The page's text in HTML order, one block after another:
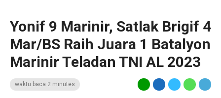
Yonif 9 Marinir, Satlak Brigif 4
Mar/BS Raih Juara 1 Batalyon
Marinir Teladan TNI AL 2023
waktu baca 2 minutes